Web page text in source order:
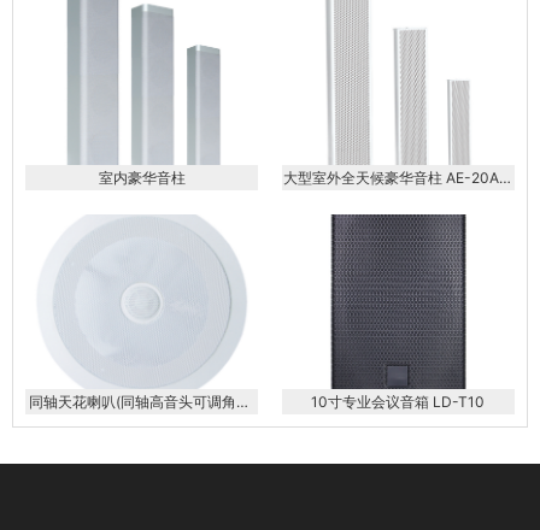
室内豪华音柱
大型室外全天候豪华音柱 AE-20AE-
同轴天花喇叭(同轴高音头可调角度)
KS-608AP
10寸专业会议音箱 LD-T10